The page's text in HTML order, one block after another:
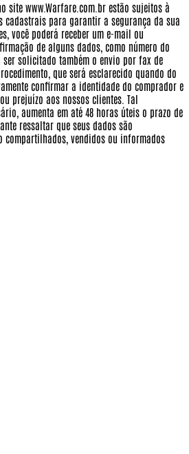
site www.Warfare.com.br estão sujeitos à
cadastrais para garantir a segurança da sua
você poderá receber um e-mail ou
de alguns dados, como número do
ser solicitado também o envio por fax de
que será esclarecido quando do
confirmar a identidade do comprador e
prejuízo aos nossos clientes. Tal
aumenta em até 48 horas úteis o prazo de
ressaltar que seus dados são
compartilhados, vendidos ou informados